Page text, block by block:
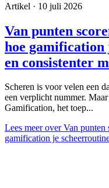
Artikel · 10 juli 2026
Van punten
hoe
en consistenter
Scheren is voor velen een
een verplicht nummer.
Gamification, het toep...
Lees meerover Van punten
gamification je